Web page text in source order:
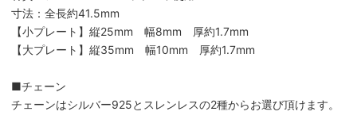
寸法：全長約41.5mm
【小プレート】縦25mm 幅8mm 厚約1.7mm
【大プレート】縦35mm 幅10mm 厚約1.7mm
■チェーン
チェーンはシルバー925とスレンレスの2種からお選び頂けます。